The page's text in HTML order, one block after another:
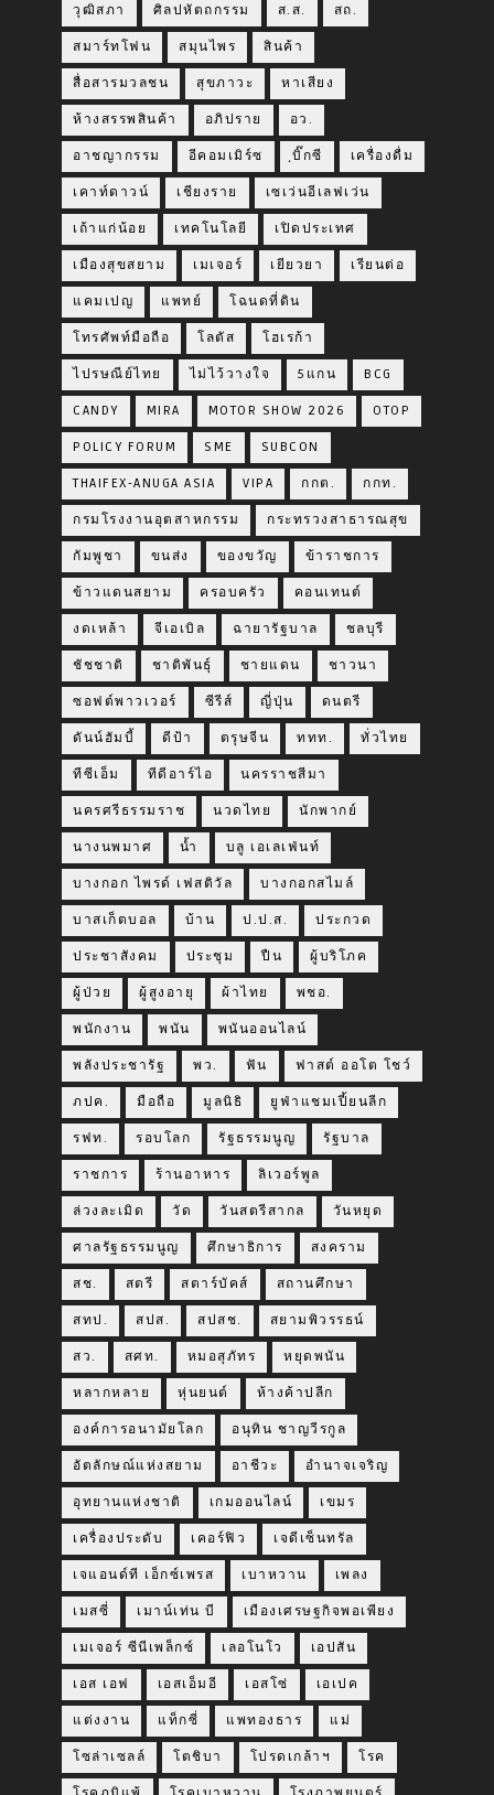
วุฒิสภา ศิลปหัตถกรรม ส.ส. สถ.
สมาร์ทโฟน สมุนไพร สินค้า
สื่อสารมวลชน สุขภาวะ หาเสียง
ห้างสรรพสินค้า อภิปราย อว.
อาชญากรรม อีคอมเมิร์ซ ฺบิ๊กซี เครื่องดื่ม
เคาท์ดาวน์ เชียงราย เซเว่นอีเลฟเว่น
เถ้าแก่น้อย เทคโนโลยี เปิดประเทศ
เมืองสุขสยาม เมเจอร์ เยียวยา เรียนต่อ
แคมเปญ แพทย์ โฉนดที่ดิน
โทรศัพท์มือถือ โลตัส โฮเรก้า
ไปรษณีย์ไทย ไม่ไว้วางใจ 5แกน BCG
CANDY MIRA MOTOR SHOW 2026 OTOP
POLICY FORUM SME SUBCON
THAIFEX-ANUGA ASIA VIPA กกต. กกท.
กรมโรงงานอุตสาหกรรม กระทรวงสาธารณสุข
กัมพูชา ขนส่ง ของขวัญ ข้าราชการ
ข้าวแดนสยาม ครอบครัว คอนเทนต์
งดเหล้า จีเอเบิล ฉายารัฐบาล ชลบุรี
ชัชชาติ ชาติพันธุ์ ชายแดน ชาวนา
ซอฟต์พาวเวอร์ ซีรีส์ ญี่ปุ่น ดนตรี
ดันน์ฮัมบี้ ดีป้า ตรุษจีน ททท. ทั่วไทย
ทีซีเอ็ม ทีดีอาร์ไอ นครราชสีมา
นครศรีธรรมราช นวดไทย นักพากย์
นางนพมาศ น้ำ บลู เอเลเฟ่นท์
บางกอก ไพรด์ เฟสติวัล บางกอกสไมล์
บาสเก็ตบอล บ้าน ป.ป.ส. ประกวด
ประชาสังคม ประชุม ปืน ผู้บริโภค
ผู้ป่วย ผู้สูงอายุ ผ้าไทย พชอ.
พนักงาน พนัน พนันออนไลน์
พลังประชารัฐ พว. ฟัน ฟาสต์ ออโต โชว์
ภปค. มือถือ มูลนิธิ ยูฟ่าแชมเปี้ยนลีก
รฟท. รอบโลก รัฐธรรมนูญ รัฐบาล
ราชการ ร้านอาหาร ลิเวอร์พูล
ล่วงละเมิด วัด วันสตรีสากล วันหยุด
ศาลรัฐธรรมนูญ ศึกษาธิการ สงคราม
สช. สตรี สตาร์บัคส์ สถานศึกษา
สทป. สปส. สปสช. สยามพิวรรธน์
สว. สศท. หมอสุภัทร หยุดพนัน
หลากหลาย หุ่นยนต์ ห้างค้าปลีก
องค์การอนามัยโลก อนุทิน ชาญวีรกูล
อัตลักษณ์แห่งสยาม อาชีวะ อำนาจเจริญ
อุทยานแห่งชาติ เกมออนไลน์ เขมร
เครื่องประดับ เคอร์ฟิว เจดีเซ็นทรัล
เจแอนด์ที เอ็กซ์เพรส เบาหวาน เพลง
เมสซี่ เมาน์เท่น บี เมืองเศรษฐกิจพอเพียง
เมเจอร์ ซีนีเพล็กซ์ เลอโนโว เอปสัน
เอส เอฟ เอสเอ็มอี เอสโซ่ เอเปค
แต่งงาน แท็กซี่ แพทองธาร แม่
โซล่าเซลล์ โตชิบา โปรดเกล้าฯ โรค